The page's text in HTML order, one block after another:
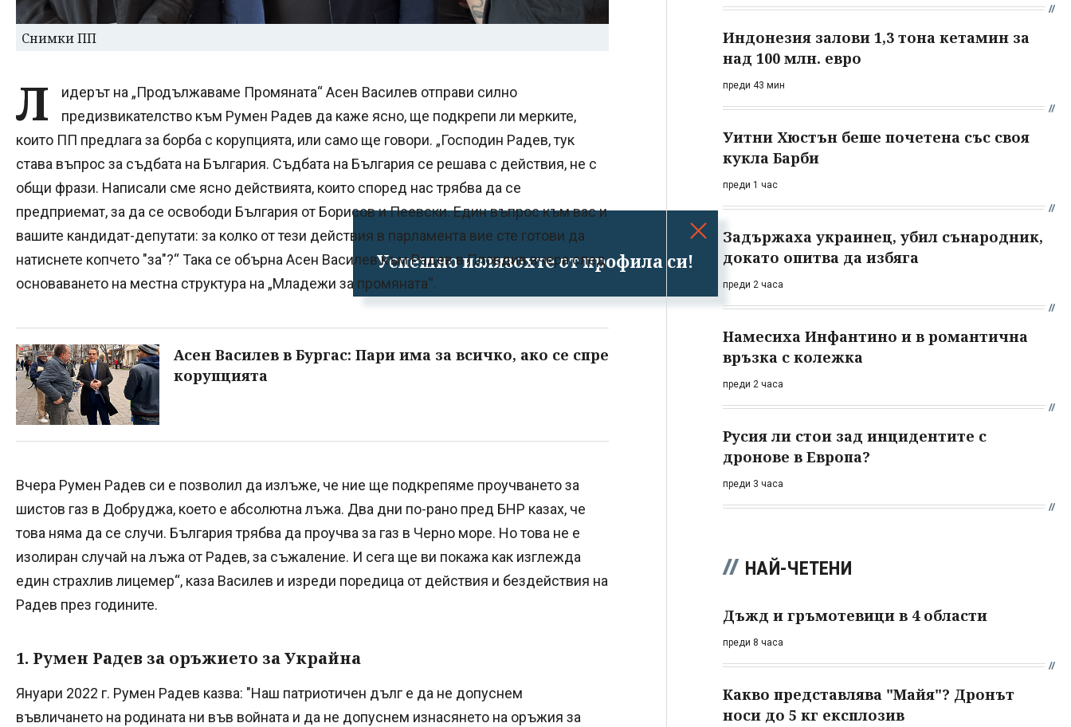
Успешно излязохте от профила си!
Снимки ПП
Л
идерът на „Продължаваме Промяната“ Асен Василев отправи силно
предизвикателство към Румен Радев да каже ясно, ще подкрепи ли мерките,
които ПП предлага за борба с корупцията, или само ще говори. „Господин Радев, тук
става въпрос за съдбата на България. Съдбата на България се решава с действия, не с
общи фрази. Написали сме ясно действията, които според нас трябва да се
предприемат, за да се освободи България от Борисов и Пеевски. Един въпрос към вас и
вашите кандидат-депутати: за колко от тези действия в парламента вие сте готови да
натиснете копчето "за"?“ Така се обърна Асен Василев към Радев в Пловдив вчера след
основаването на местна структура на „Младежи за промяната“.
Асен Василев в Бургас: Пари има за всичко, ако се спре
корупцията
Вчера Румен Радев си е позволил да излъже, че ние ще подкрепяме проучването за
шистов газ в Добруджа, което е абсолютна лъжа. Два дни по-рано пред БНР казах, че
това няма да се случи. България трябва да проучва за газ в Черно море. Но това не е
изолиран случай на лъжа от Радев, за съжаление. И сега ще ви покажа как изглежда
един страхлив лицемер“, каза Василев и изреди поредица от действия и бездействия на
Радев през годините.
1. Румен Радев за оръжието за Украйна
Януари 2022 г. Румен Радев казва: "Наш патриотичен дълг е да не допуснем
въвличането на родината ни във войната и да не допуснем изнасянето на оръжия за
Индонезия залови 1,3 тона кетамин за
над 100 млн. евро
преди 43 мин
Уитни Хюстън беше почетена със своя
кукла Барби
преди 1 час
Задържаха украинец, убил сънародник,
докато опитва да избяга
преди 2 часа
Намесиха Инфантино и в романтична
връзка с колежка
преди 2 часа
Русия ли стои зад инцидентите с
дронове в Европа?
преди 3 часа
НАЙ-ЧЕТЕНИ
Дъжд и гръмотевици в 4 области
преди 8 часа
Какво представлява "Майя"? Дронът
носи до 5 кг експлозив